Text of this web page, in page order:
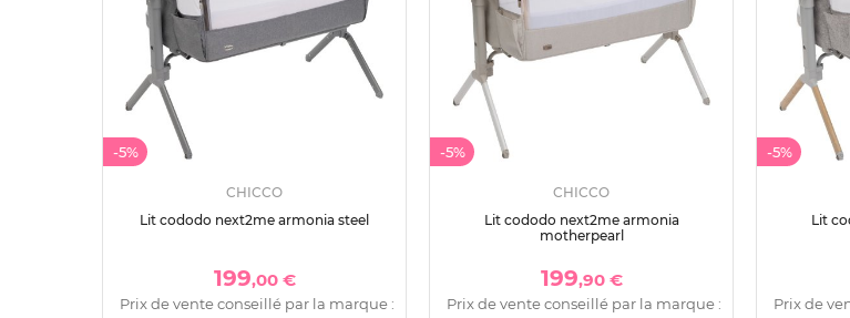
-5%
CHICCO
Lit cododo next2me armonia steel
199,00 €
Prix de vente conseillé par la marque :
-5%
CHICCO
Lit cododo next2me armonia
motherpearl
199,90 €
Prix de vente conseillé par la marque :
-5%
Lit
Prix de